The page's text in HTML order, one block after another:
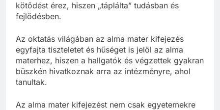
kötődést érez, hiszen „táplálta” tudásban és
fejlődésben.
Az oktatás világában az alma mater kifejezés
egyfajta tiszteletet és hűséget is jelöl az alma
materhez, hiszen a hallgatók és végzettek gyakran
büszkén hivatkoznak arra az intézményre, ahol
tanultak.
Az alma mater kifejezést nem csak egyetemekre